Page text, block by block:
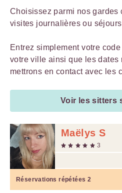
Choisissez parmi nos gardes
visites journalières ou
Entrez simplement votre
votre ville ainsi que les dates
mettrons en contact avec les
Voir les sitters
Maëlys S
3
Réservations répétées 2